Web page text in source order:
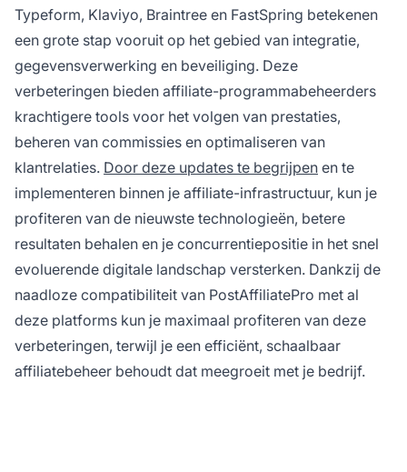
Typeform, Klaviyo, Braintree en FastSpring betekenen
een grote stap vooruit op het gebied van integratie,
gegevensverwerking en beveiliging. Deze
verbeteringen bieden affiliate-programmabeheerders
krachtigere tools voor het volgen van prestaties,
beheren van commissies en optimaliseren van
klantrelaties. Door deze updates te begrijpen en te
implementeren binnen je affiliate-infrastructuur, kun je
profiteren van de nieuwste technologieën, betere
resultaten behalen en je concurrentiepositie in het snel
evoluerende digitale landschap versterken. Dankzij de
naadloze compatibiliteit van PostAffiliatePro met al
deze platforms kun je maximaal profiteren van deze
verbeteringen, terwijl je een efficiënt, schaalbaar
affiliatebeheer behoudt dat meegroeit met je bedrijf.